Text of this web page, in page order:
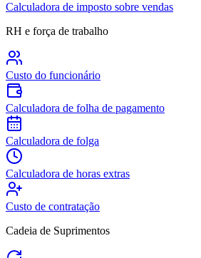
Calculadora de imposto sobre vendas
RH e força de trabalho
Custo do funcionário
Calculadora de folha de pagamento
Calculadora de folga
Calculadora de horas extras
Custo de contratação
Cadeia de Suprimentos